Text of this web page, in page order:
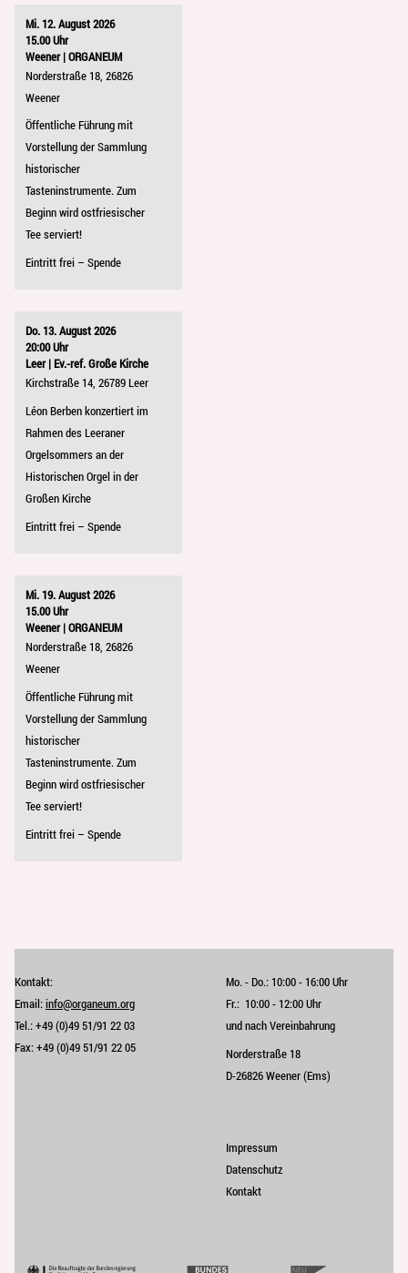
Mi. 12. August 2026
15.00 Uhr
Weener | ORGANEUM
Norderstraße 18, 26826
Weener
Öffentliche Führung mit
Vorstellung der Sammlung
historischer
Tasteninstrumente. Zum
Beginn wird ostfriesischer
Tee serviert!
Eintritt frei – Spende
Do. 13. August 2026
20:00 Uhr
Leer | Ev.-ref. Große Kirche
Kirchstraße 14, 26789 Leer
Léon Berben konzertiert im
Rahmen des Leeraner
Orgelsommers an der
Historischen Orgel in der
Großen Kirche
Eintritt frei – Spende
Mi. 19. August 2026
15.00 Uhr
Weener | ORGANEUM
Norderstraße 18, 26826
Weener
Öffentliche Führung mit
Vorstellung der Sammlung
historischer
Tasteninstrumente. Zum
Beginn wird ostfriesischer
Tee serviert!
Eintritt frei – Spende
Impressum
Datenschutz
Kontakt
Kontakt:
Email:info@organeum.org
Tel.:+49 (0)49 51/91 22 03
Fax:+49 (0)49 51/91 22 05
Mo. - Do.: 10:00 - 16:00 Uhr
Fr.: 10:00 - 12:00 Uhr
und nach Vereinbahrung
Norderstraße 18
D-26826 Weener (Ems)